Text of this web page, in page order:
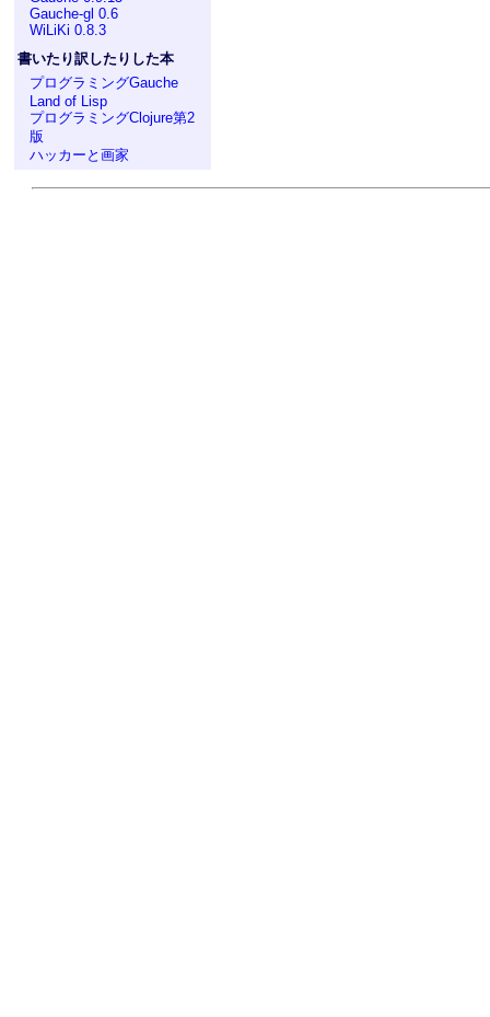
Gauche-gl 0.6
WiLiKi 0.8.3
書いたり訳したりした本
プログラミングGauche
Land of Lisp
プログラミングClojure第2
版
ハッカーと画家